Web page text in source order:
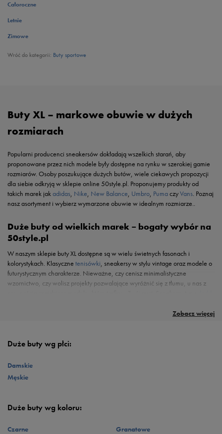
Całoroczne
Letnie
Zimowe
Wróć do kategorii: Buty sportowe
Zobacz więcej
Buty XL – markowe obuwie w dużych
rozmiarach
Popularni producenci sneakersów dokładają wszelkich starań, aby
proponowane przez nich modele były dostępne na rynku w szerokiej gamie
rozmiarów. Osoby poszukujące dużych butów, wiele ciekawych propozycji
dla siebie odkryją w sklepie online 50style.pl. Proponujemy produkty od
takich marek jakadidas, Nike, New Balance, Umbro, PumaczyVans. Poznaj
nasz asortyment i wybierz wymarzone obuwie w idealnym rozmiarze..
Duże buty od wielkich marek – bogaty wybór na
50style.pl
W naszym sklepie buty XL dostępne są w wielu świetnych fasonach i
kolorystykach. Klasyczne tenisówki, sneakersy w stylu vintage oraz modele o
futurystycznym charakterze. Nieważne, czy cenisz minimalistyczne
wzornictwo, czy wolisz projekty pozwalające wyróżnić się z tłumu, u nas z
idealne zarówno na sezon wiosenno-letni, jak i te przeznaczone na
Duże buty wg płci:
Damskie
Męskie
Duże buty wg koloru:
Czarne
Granatowe